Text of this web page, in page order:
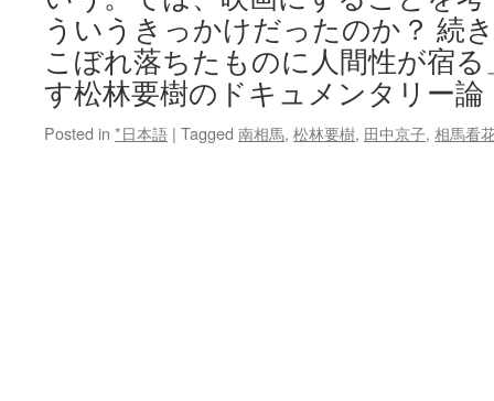
ういうきっかけだったのか？ 続
こぼれ落ちたものに人間性が宿
す松林要樹のドキュメンタリー論
Posted in *日本語 | Tagged 南相馬, 松林要樹, 田中京子, 相馬看